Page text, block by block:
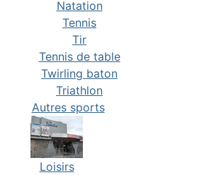
Natation
Tennis
Tir
Tennis de table
Twirling baton
Triathlon
Autres sports
Loisirs